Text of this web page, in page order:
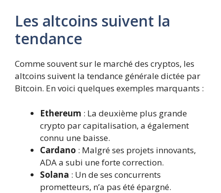
Les altcoins suivent la
tendance
Comme souvent sur le marché des cryptos, les
altcoins suivent la tendance générale dictée par
Bitcoin. En voici quelques exemples marquants :
Ethereum : La deuxième plus grande
crypto par capitalisation, a également
connu une baisse.
Cardano : Malgré ses projets innovants,
ADA a subi une forte correction.
Solana : Un de ses concurrents
prometteurs, n’a pas été épargné.